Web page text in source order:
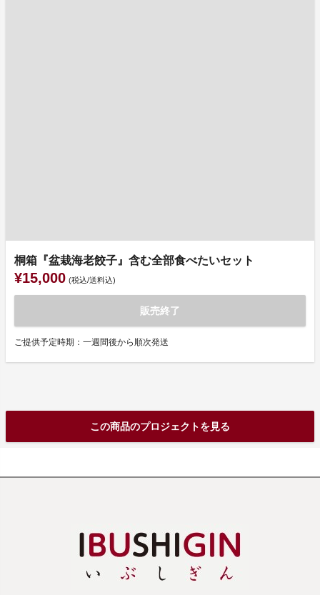
桐箱『盆栽海老餃子』含む全部食べたいセット
¥15,000 (税込/送料込)
販売終了
ご提供予定時期：一週間後から順次発送
この商品のプロジェクトを見る